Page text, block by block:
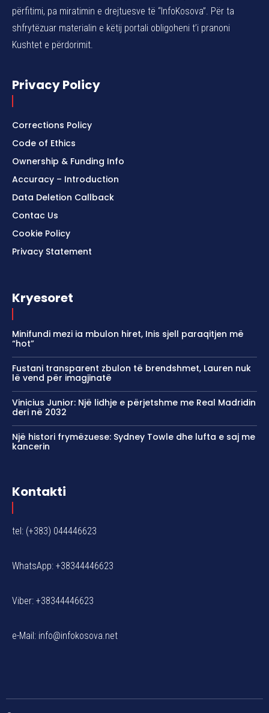
përfitimi, pa miratimin e drejtuesve të “InfoKosova”. Për ta
shfrytëzuar materialin e këtij portali obligoheni t’i pranoni
Kushtet e përdorimit.
Privacy Policy
Corrections Policy
Code of Ethics
Ownership & Funding Info
Accuracy – Introduction
Data Deletion Callback
Contac Us
Cookie Policy
Privacy Statement
Kryesoret
Minifundi mezi ia mbulon hiret, Inis sjell paraqitjen më
“hot”
Fustani transparent zbulon të brendshmet, Lauren nuk
lë vend për imagjinatë
Vinicius Junior: Një lidhje e përjetshme me Real Madridin
deri në 2032
Një histori frymëzuese: Sydney Towle dhe lufta e saj me
kancerin
Kontakti
tel: (+383) 044446623
WhatsApp: +38344446623
Viber: +38344446623
e-Mail: info@infokosova.net